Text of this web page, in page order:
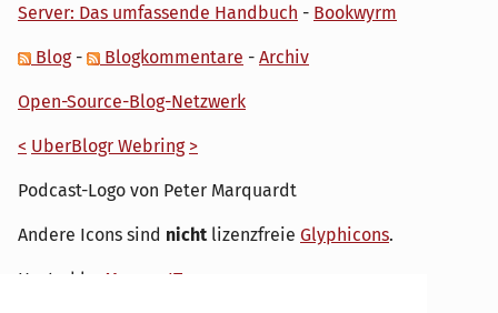
Server: Das umfassende Handbuch - Bookwyrm
Blog- Blogkommentare - Archiv
Open-Source-Blog-Netzwerk
< UberBlogr Webring >
Podcast-Logo von Peter Marquardt
Andere Icons sind nicht lizenzfreie Glyphicons.
Hosted by My own IT.